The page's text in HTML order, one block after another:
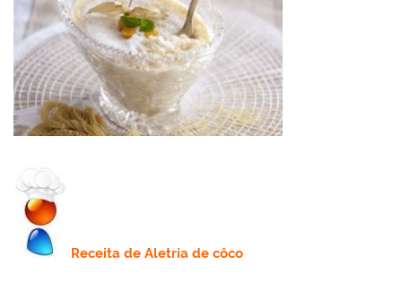
Receita deAletria de côco